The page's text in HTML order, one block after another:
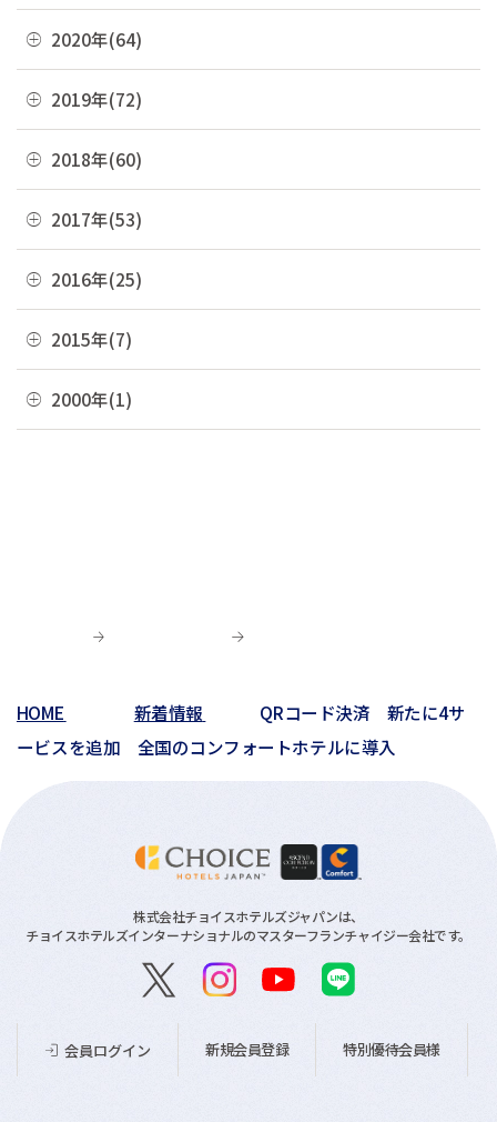
01月(13)
07月(7)
05月(6)
04月(4)
03月(7)
02月(10)
01月(4)
08月(6)
07月(6)
05月(9)
04月(5)
03月(8)
01月(6)
09月(8)
08月(4)
07月(4)
05月(10)
04月(2)
03月(8)
01月(3)
11月(5)
09月(8)
08月(4)
07月(10)
05月(6)
04月(2)
03月(7)
12月(9)
11月(7)
09月(5)
08月(4)
07月(8)
05月(8)
04月(10)
03月(12)
2020年(64)
12月(2)
11月(8)
09月(4)
08月(4)
07月(5)
05月(7)
2019年(72)
12月(7)
11月(9)
09月(6)
08月(2)
07月(5)
01月(4)
2018年(60)
12月(7)
11月(2)
09月(4)
08月(3)
07月(7)
01月(2)
2017年(53)
12月(2)
11月(4)
09月(1)
03月(6)
01月(3)
2016年(25)
12月(2)
11月(3)
02月(1)
2015年(7)
11月(1)
06月(6)
2000年(1)
HOME 新着情報
QRコード決済 新たに4サ
ービスを追加 全国のコンフォートホテルに導入
株式会社チョイスホテルズジャパンは、
チョイスホテルズインターナショナルのマスターフランチャイジー会社です。
会員ログイン 新規会員登録 特別優待会員様